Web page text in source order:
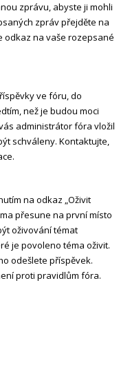
zprávu, abyste ji mohli
zpráv přejděte na
odkaz na vaše rozepsané
ve fóru, do
než je budou moci
administrátor fóra vložil
schváleny. Kontaktujte,
na odkaz „Oživit
přesune na první místo
oživování témat
je povoleno téma oživit.
odešlete příspěvek.
proti pravidlům fóra.